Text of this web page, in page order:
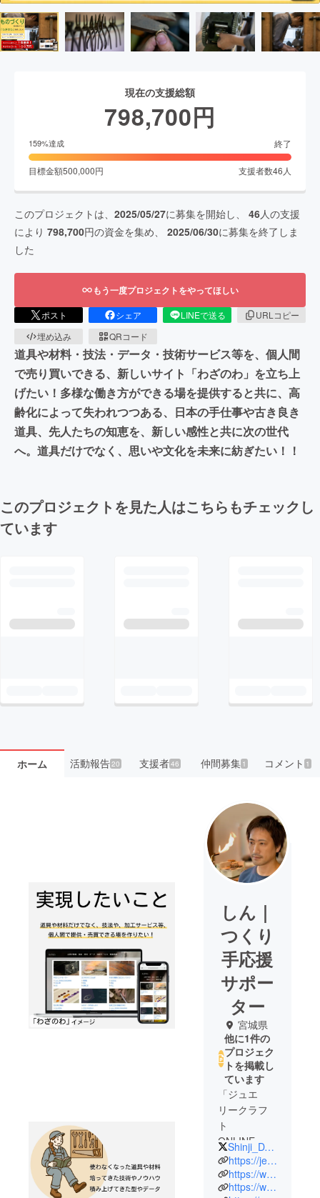
現在の支援総額
798,700円
159%達成 終了
目標金額500,000円 支援者数46 人
このプロジェクトは、 2025/05/27に募集を開始し、 46人の支援
により 798,700円の資金を集め、 2025/06/30に募集を終了しま
した
もう一度プロジェクトをやってほしい
ポスト シェア LINEで送る
URLコピー
埋め込み
QRコード
道具や材料・技法・データ・技術サービス等を、個人間
で売り買いできる、新しいサイト「わざのわ」を立ち上
げたい！多様な働き方ができる場を提供すると共に、高
齢化によって失われつつある、日本の手仕事や古き良き
道具、先人たちの知恵を、新しい感性と共に次の世代
へ。道具だけでなく、思いや文化を未来に紡ぎたい！！
このプロジェクトを見た人はこちらもチェックし
ています
ホーム 活動報告20 支援者46 仲間募集 1 コメント 1
しん｜
つくり
手応援
サポー
ター
宮城県
他に1件の
プロジェク
トを掲載し
ています
「ジュエ
リークラフ
ト
ONLINE」運
営｜ジュエ
リー講師歴
20年｜経済
Shinji_DXshock2
https://jewelry-craft.online/
https://www.instagram.com/jewelry.craft.online/
https://www.youtube.com/@jewelry.craft.online